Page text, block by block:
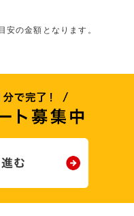
の金額となります。